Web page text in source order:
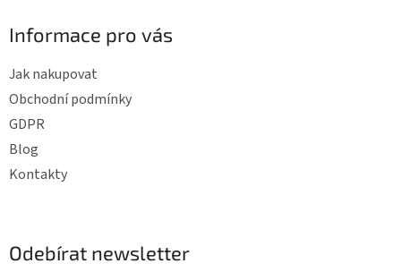
Informace pro vás
Jak nakupovat
Obchodní podmínky
GDPR
Blog
Kontakty
Odebírat newsletter